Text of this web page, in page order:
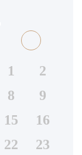
1
2
8
9
15
16
22
23